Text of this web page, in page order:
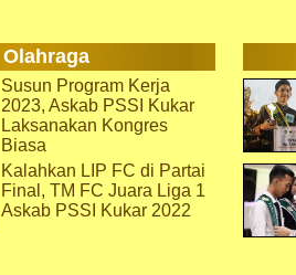
Olahraga
Susun Program Kerja
2023, Askab PSSI Kukar
Laksanakan Kongres
Biasa
Kalahkan LIP FC di Partai
Final, TM FC Juara Liga 1
Askab PSSI Kukar 2022